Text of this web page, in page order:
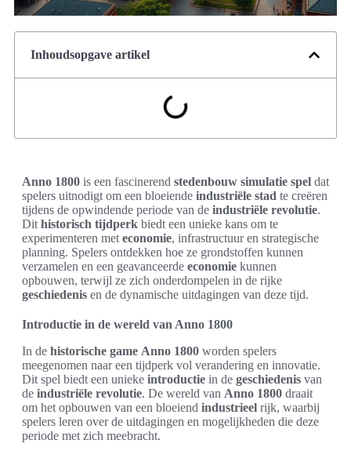
Inhoudsopgave artikel
Anno 1800 is een fascinerend stedenbouw simulatie spel dat
spelers uitnodigt om een bloeiende industriële stad te creëren
tijdens de opwindende periode van de industriële revolutie.
Dit historisch tijdperk biedt een unieke kans om te
experimenteren met economie, infrastructuur en strategische
planning. Spelers ontdekken hoe ze grondstoffen kunnen
verzamelen en een geavanceerde economie kunnen
opbouwen, terwijl ze zich onderdompelen in de rijke
geschiedenis en de dynamische uitdagingen van deze tijd.
Introductie in de wereld van Anno 1800
In de historische game Anno 1800 worden spelers
meegenomen naar een tijdperk vol verandering en innovatie.
Dit spel biedt een unieke introductie in de geschiedenis van
de industriële revolutie. De wereld van Anno 1800 draait
om het opbouwen van een bloeiend industrieel rijk, waarbij
spelers leren over de uitdagingen en mogelijkheden die deze
periode met zich meebracht.